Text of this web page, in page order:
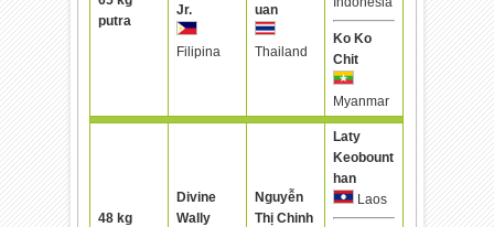
putra
Jr.
Filipina
uan
Thailand
Ko Ko
Chit
Myanmar
48 kg
Divine
Wally
Nguyễn
Thị Chinh
Laty
Keobount
han
Laos